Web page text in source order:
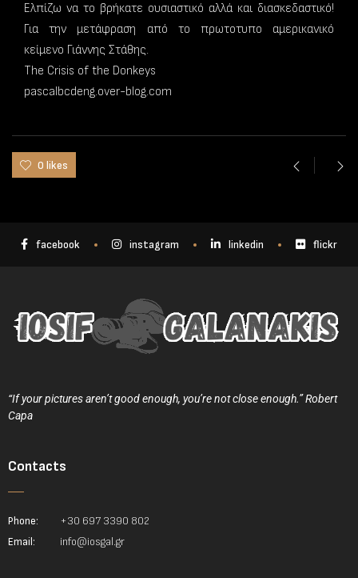
Ελπίζω να το βρήκατε ουσιαστικό αλλά και διασκεδαστικό!
Για την μετάφραση από το πρωτοτυπο αμερικανικό
κείμενο Γιάννης Στάθης.
The Crisis of the Donkeys
pascalbcdeng.over-blog.com
0 likes
facebook instagram linkedin flickr
“If your pictures aren’t good enough, you’re not close enough.” Robert
Capa
Contacts
Phone:
+30 697 3390 802
Email:
info@iosgal.gr